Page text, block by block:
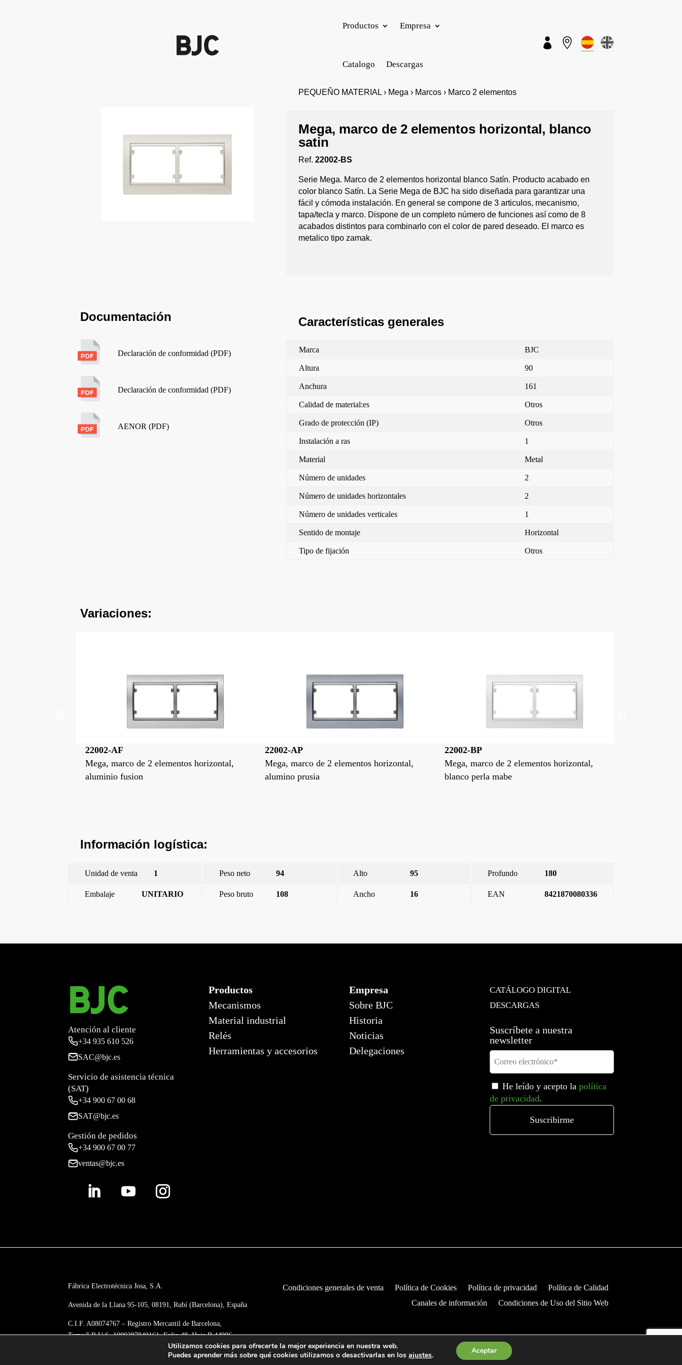
Productos Empresa
Catalogo Descargas
 
PEQUEÑO MATERIAL › Mega › Marcos › Marco 2 elementos
Mega, marco de 2 elementos horizontal, blanco
satin
Ref.22002-BS
Serie Mega. Marco de 2 elementos horizontal blanco Satín. Producto acabado en
color blanco Satín. La Serie Mega de BJC ha sido diseñada para garantizar una
fácil y cómoda instalación. En general se compone de 3 articulos, mecanismo,
tapa/tecla y marco. Dispone de un completo número de funciones así como de 8
acabados distintos para combinarlo con el color de pared deseado. El marco es
metalico tipo zamak.
Documentación
Declaración de conformidad (PDF)
Declaración de conformidad (PDF)
AENOR (PDF)
Características generales
Marca BJC
Altura 90
Anchura 161
Calidad de material:es Otros
Grado de protección (IP) Otros
Instalación a ras 1
Material Metal
Número de unidades 2
Número de unidades horizontales 2
Número de unidades verticales 1
Sentido de montaje Horizontal
Tipo de fijación Otros
Variaciones:
22002-AP
Mega, marco de 2 elementos horizontal,
alumino prusia
22002-BP
Mega, marco de 2 elementos horizontal,
blanco perla mabe
22002-BN
Mega, marco de 2 elementos horizontal,
bronce niebla
Información logística:
Unidad de venta 1 Peso neto 94 Alto 95 Profundo 180
Embalaje UNITARIO Peso bruto 108 Ancho 16 EAN 8421870080336
Atención al cliente
+34935 610 526
SAC@bjc.es
Servicio de asistencia técnica
(SAT)
+34900 67 00 68
SAT@bjc.es
Gestión de pedidos
+34 900 67 00 77
ventas@bjc.es
Productos
Mecanismos
Material industrial
Relés
Herramientas y accesorios
Empresa
Sobre BJC
Historia
Noticias
Delegaciones
CATÁLOGO DIGITAL
DESCARGAS
Suscríbete a nuestra
newsletter
He leído y acepto la política
de privacidad.
Fábrica Electrotécnica Josa, S.A.
Avenida de la Llana 95-105, 08191, Rubí (Barcelona), España
C.I.F. A08074767 – Registro Mercantil de Barcelona,
Tomo/I.R.U.S. 1000287840161, Folio 48, Hoja B 44906,
Condiciones generales de venta Política de Cookies Política de privacidad
Política de Calidad
Canales de información
Condiciones de Uso del Sitio Web
Utilizamos cookies para ofrecerte la mejor experiencia en nuestra web.
Puedes aprender más sobre qué cookies utilizamos o desactivarlas en losajustes. Aceptar